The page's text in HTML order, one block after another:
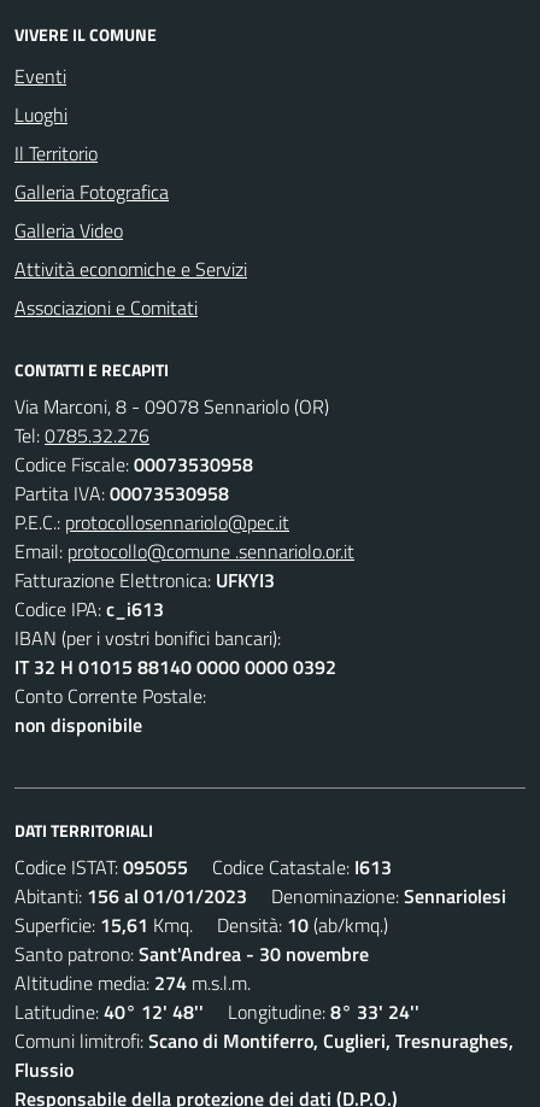
VIVERE IL COMUNE
Eventi
Luoghi
Il Territorio
Galleria Fotografica
Galleria Video
Attività economiche e Servizi
Associazioni e Comitati
CONTATTI E RECAPITI
Via Marconi, 8 - 09078 Sennariolo (OR)
Tel:0785.32.276
Codice Fiscale:00073530958
Partita IVA:00073530958
P.E.C.: protocollosennariolo@pec.it
Email: protocollo@comune .sennariolo.or.it
Fatturazione Elettronica: UFKYI3
Codice IPA:c_i613
IBAN (per i vostri bonifici bancari):
IT 32 H 01015 88140 0000 0000 0392
Conto Corrente Postale:
non disponibile
DATI TERRITORIALI
Codice ISTAT:095055 Codice Catastale: I613
Abitanti: 156 al 01/01/2023 Denominazione:Sennariolesi
Superficie: 15,61 Kmq. Densità: 10(ab/kmq.)
Santo patrono:Sant'Andrea - 30 novembre
Altitudine media: 274 m.s.l.m.
Latitudine:40° 12' 48'' Longitudine:8° 33' 24''
Comuni limitrofi:Scano di Montiferro, Cuglieri, Tresnuraghes,
Flussio
Responsabile della protezione dei dati (D.P.O.)